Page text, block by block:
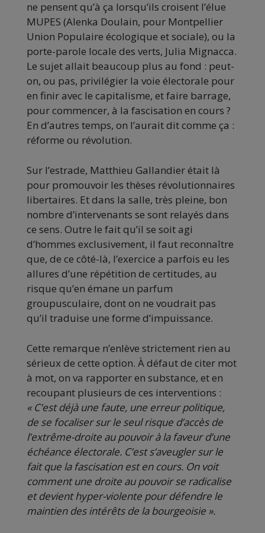
ne pensent qu’à ça lorsqu’ils croisent l’élue
MUPES (Alenka Doulain, pour Montpellier
Union Populaire écologique et sociale), ou la
porte-parole locale des verts, Julia Mignacca.
Le sujet allait beaucoup plus au fond : peut-
on, ou pas, privilégier la voie électorale pour
en finir avec le capitalisme, et faire barrage,
pour commencer, à la fascisation en cours ?
En d’autres temps, on l’aurait dit comme ça :
réforme ou révolution.
Sur l’estrade, Matthieu Gallandier était là
pour promouvoir les thèses révolutionnaires
libertaires. Et dans la salle, très pleine, bon
nombre d’intervenants se sont relayés dans
ce sens. Outre le fait qu’il se soit agi
d’hommes exclusivement, il faut reconnaître
que, de ce côté-là, l’exercice a parfois eu les
allures d’une répétition de certitudes, au
risque qu’en émane un parfum
groupusculaire, dont on ne voudrait pas
qu’il traduise une forme d’impuissance.
Cette remarque n’enlève strictement rien au
sérieux de cette option. À défaut de citer mot
à mot, on va rapporter en substance, et en
recoupant plusieurs de ces interventions :
« C’est déjà une faute, une erreur politique,
de se focaliser sur le seul risque d’accès de
l’extrême-droite au pouvoir à la faveur d’une
échéance électorale. C’est s’aveugler sur le
fait que la fascisation est en cours. On voit
comment une droite au pouvoir se radicalise
et devient hyper-violente pour défendre le
maintien des intérêts de la bourgeoisie ».